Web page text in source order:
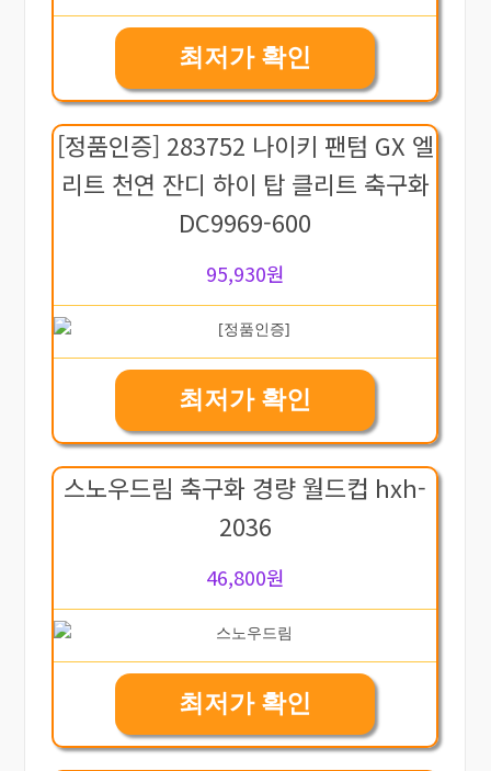
최저가 확인
[정품인증] 283752 나이키 팬텀 GX 엘
리트 천연 잔디 하이 탑 클리트 축구화
DC9969-600
95,930원
최저가 확인
스노우드림 축구화 경량 월드컵 hxh-
2036
46,800원
최저가 확인